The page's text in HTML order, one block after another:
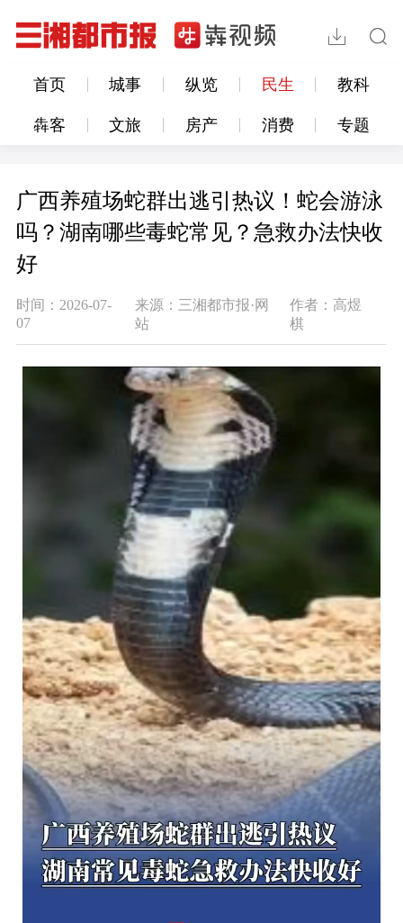
首页 城事 纵览 民生 教科
犇客 文旅 房产 消费 专题
广西养殖场蛇群出逃引热议！蛇会游泳
吗？湖南哪些毒蛇常见？急救办法快收
好
时间：2026-07-
07
来源：三湘都市报·网
站
作者：高煜
棋